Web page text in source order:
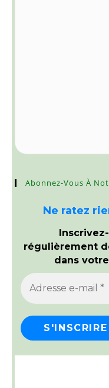
Abonnez-Vous À
Ne ratez
régulièrement
dans